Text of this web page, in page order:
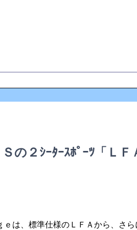
２ｼｰﾀｰｽﾎﾟｰﾂ「ＬＦ
は、標準仕様のＬＦＡから、さら